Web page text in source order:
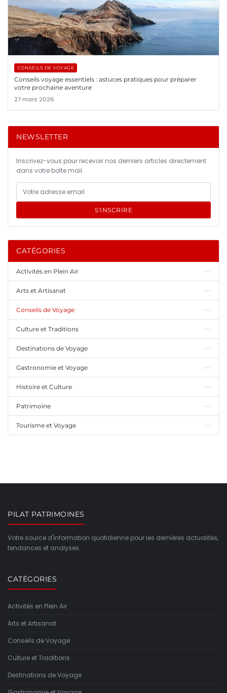
CONSEILS DE VOYAGE
Conseils voyage essentiels : astuces pratiques pour préparer
votre prochaine aventure
27 mars 2026
NEWSLETTER
Inscrivez-vous pour recevoir nos derniers articles directement
dans votre boîte mail.
S'INSCRIRE
CATÉGORIES
Activités en Plein Air
Arts et Artisanat
Conseils de Voyage
Culture et Traditions
Destinations de Voyage
Gastronomie et Voyage
Histoire et Culture
Patrimoine
Tourisme et Voyage
PILAT PATRIMOINES
Votre source d'information quotidienne pour les dernières actualités,
tendances et analyses.
CATÉGORIES
Activités en Plein Air
Arts et Artisanat
Conseils de Voyage
Culture et Traditions
Destinations de Voyage